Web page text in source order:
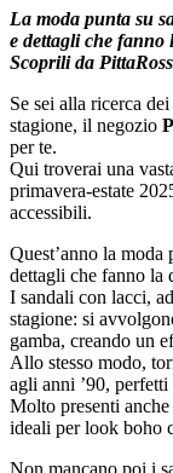
La moda punta su
e dettagli che fanno
Scoprili da
Se sei alla ricerca
stagione, il negozio
per te.
Qui troverai una
primavera-estate
accessibili.
Quest’anno la moda
dettagli che fanno la
I sandali con lacci,
stagione: si
gamba, creando un
Allo stesso modo,
agli anni ’90,
Molto presenti
ideali per look boho